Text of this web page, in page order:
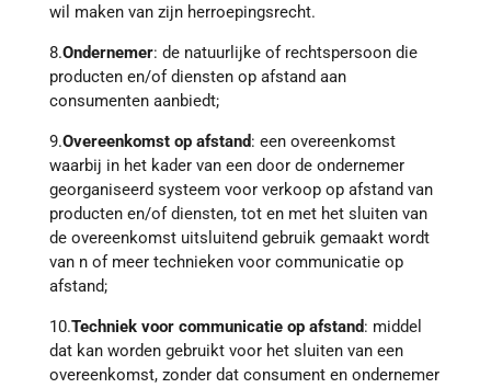
wil maken van zijn herroepingsrecht.
8.Ondernemer: de natuurlijke of rechtspersoon die
producten en/of diensten op afstand aan
consumenten aanbiedt;
9.Overeenkomst op afstand: een overeenkomst
waarbij in het kader van een door de ondernemer
georganiseerd systeem voor verkoop op afstand van
producten en/of diensten, tot en met het sluiten van
de overeenkomst uitsluitend gebruik gemaakt wordt
van n of meer technieken voor communicatie op
afstand;
10.Techniek voor communicatie op afstand: middel
dat kan worden gebruikt voor het sluiten van een
overeenkomst, zonder dat consument en ondernemer